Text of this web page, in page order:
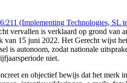
(Implementing Technologies, SL
vervallen is verklaard op grond
15 juni 2022. Het Gerecht wijst
is autonoom, zodat nationale
niet.
en objectief bewijs dat het